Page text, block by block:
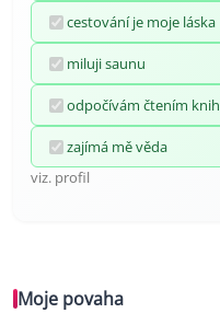
cestování je moje láska
miluji saunu
odpočívám čtením knih
zajímá mě věda
viz. profil
Moje povaha